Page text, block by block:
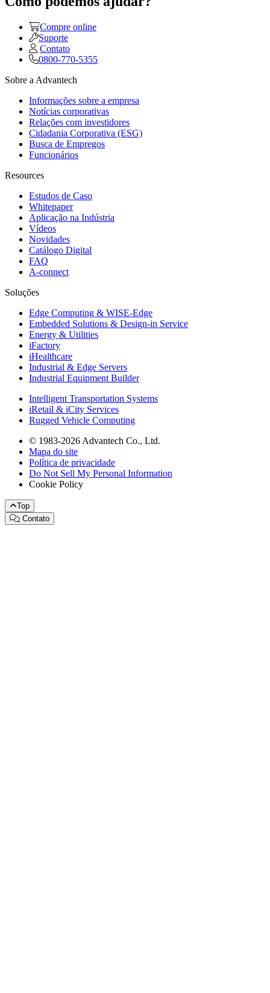
Compre online
Suporte
Contato
0800-770-5355
Sobre a Advantech
Informações sobre a empresa
Notícias corporativas
Relações com investidores
Cidadania Corporativa (ESG)
Busca de Empregos
Funcionários
Resources
Estudos de Caso
Whitepaper
Aplicação na Indústria
Vídeos
Novidades
Catálogo Digital
FAQ
A-connect
Soluções
Edge Computing & WISE-Edge
Embedded Solutions & Design-in Service
Energy & Utilities
iFactory
iHealthcare
Industrial & Edge Servers
Industrial Equipment Builder
Intelligent Transportation Systems
iRetail & iCity Services
Rugged Vehicle Computing
© 1983-2026 Advantech Co., Ltd.
Mapa do site
Política de privacidade
Do Not Sell My Personal Information
Cookie Policy
Top
Contato